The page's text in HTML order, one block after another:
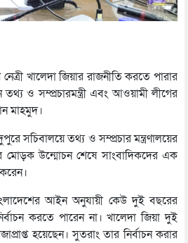
নেত্রী খালেদা জিয়ার রাজনীতি করতে পারার
ও সম্প্রচারমন্ত্রী এবং আওয়ামী লীগের
মাহমুদ।
সচিবালয়ে তথ্য ও সম্প্রচার মন্ত্রণালয়ের
মোড়ক উন্মোচন শেষে সাংবাদিকদের এক
আইন অনুযায়ী কেউ দুই বছরের
করতে পারেন না। খালেদা জিয়া দুই
হয়েছেন। সুতরাং তার নির্বাচন করার